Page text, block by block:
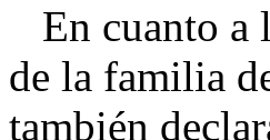
En cuanto a
de la familia
también